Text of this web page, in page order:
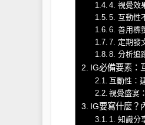
4. 視覺效
5. 互動性
6. 善用標
7. 定期發
8. 分析追
IG必備要素：
互動性：
視覺盛宴
IG要寫什麼？
1. 知識分